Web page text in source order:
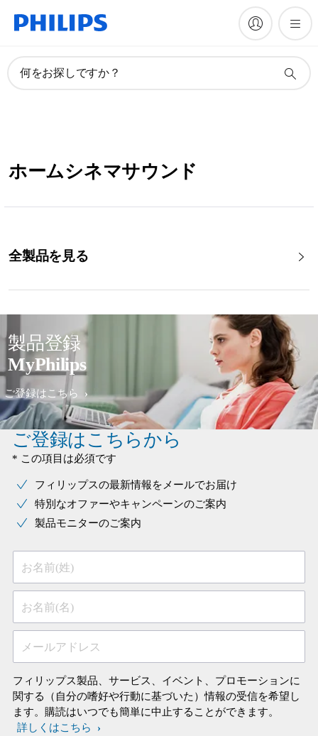
何をお探しですか？
ホームシネマサウンド
全製品を見る
製品登録
MyPhilips
ご登録はこちら
ご登録はこちらから
* この項目は必須です
フィリップスの最新情報をメールでお届け
特別なオファーやキャンペーンのご案内
製品モニターのご案内
お名前(姓)
お名前(名)
メールアドレス
フィリップス製品、サービス、イベント、プロモーションに
関する（自分の嗜好や行動に基づいた）情報の受信を希望し
ます。購読はいつでも簡単に中止することができます。
詳しくはこちら